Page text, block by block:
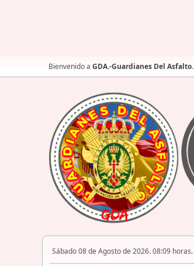
Bienvenido a GDA.-Guardianes Del Asfalto.
Sábado 08 de Agosto de 2026. 08:09 horas.